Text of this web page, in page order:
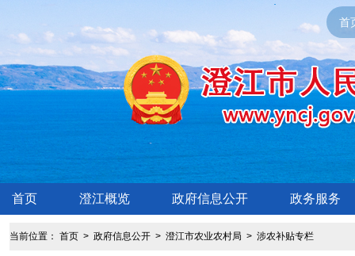
首
首页 澄江概览 政府信息公开 政务服务
当前位置： 首页> 政府信息公开> 澄江市农业农村局 > 涉农补贴专栏